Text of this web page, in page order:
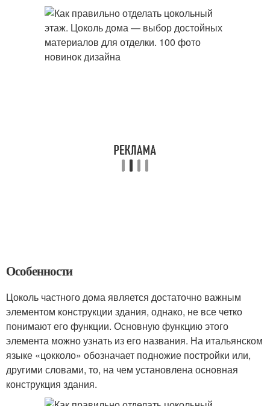
Особенности
Цоколь частного дома является достаточно важным
элементом конструкции здания, однако, не все четко
понимают его функции. Основную функцию этого
элемента можно узнать из его названия. На итальянском
языке «цокколо» обозначает подножие постройки или,
другими словами, то, на чем установлена основная
конструкция здания.